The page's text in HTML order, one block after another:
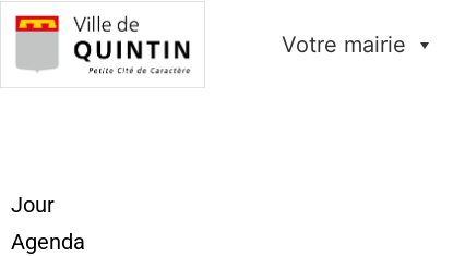
Votre mairie
Jour
Agenda